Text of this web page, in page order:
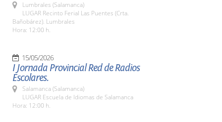
Lumbrales (Salamanca)
LUGAR Recinto Ferial Las Puentes (Crta.
Bañobárez). Lumbrales
Hora: 12:00 h.
15/05/2026
I Jornada Provincial Red de Radios
Escolares.
Salamanca (Salamanca)
LUGAR Escuela de Idiomas de Salamanca
Hora: 12:00 h.